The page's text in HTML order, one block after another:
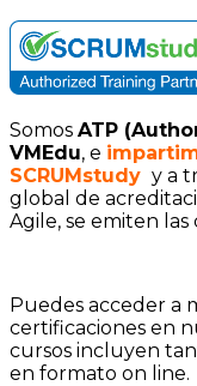
Somos ATP
VMEdu, e
SCRUMstudy y a
global de
Agile, se emiten las
Puedes acceder a
certificaciones en
cursos incluyen
en formato on line.